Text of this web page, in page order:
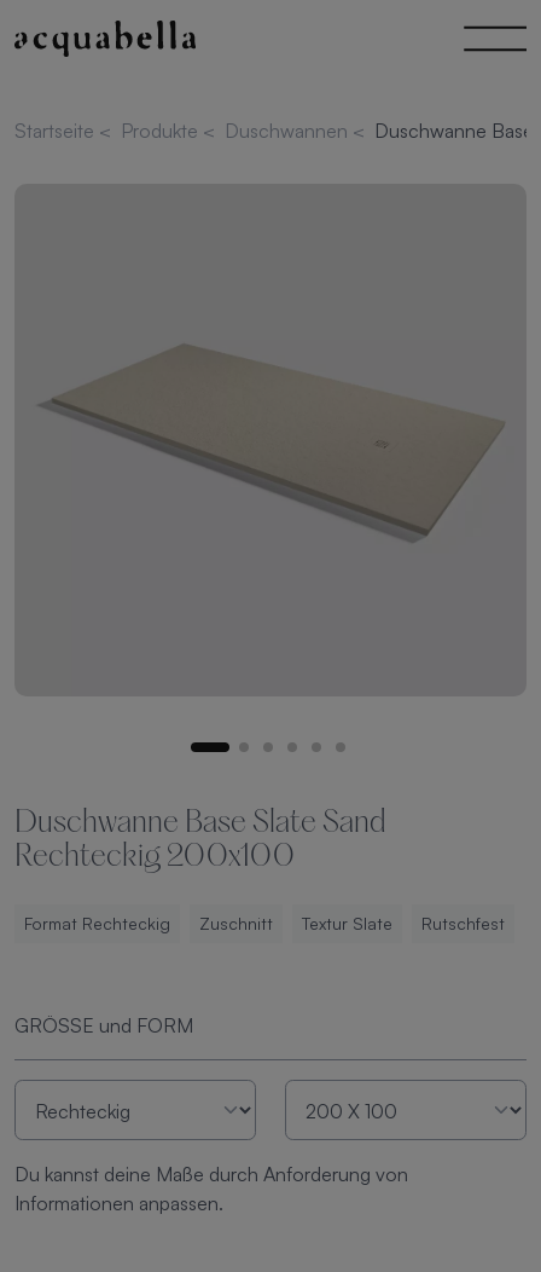
Startseite < Produkte < Duschwannen < Duschwanne
Duschwanne Base Slate Sand
Rechteckig 200x100
Format Rechteckig Zuschnitt Textur Slate Rutschfest
GRÖSSE und FORM
Du kannst deine Maße durch Anforderung von
Informationen anpassen.